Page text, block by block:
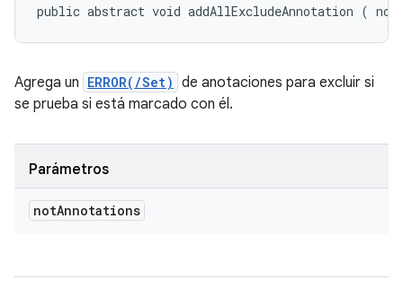
public abstract void addAllExcludeAnnotation (
Agrega un ERROR(/Set) de anotaciones para excluir si
se prueba si está marcado con él.
Parámetros
notAnnotations